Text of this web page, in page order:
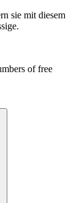
sie mit diesem
of free